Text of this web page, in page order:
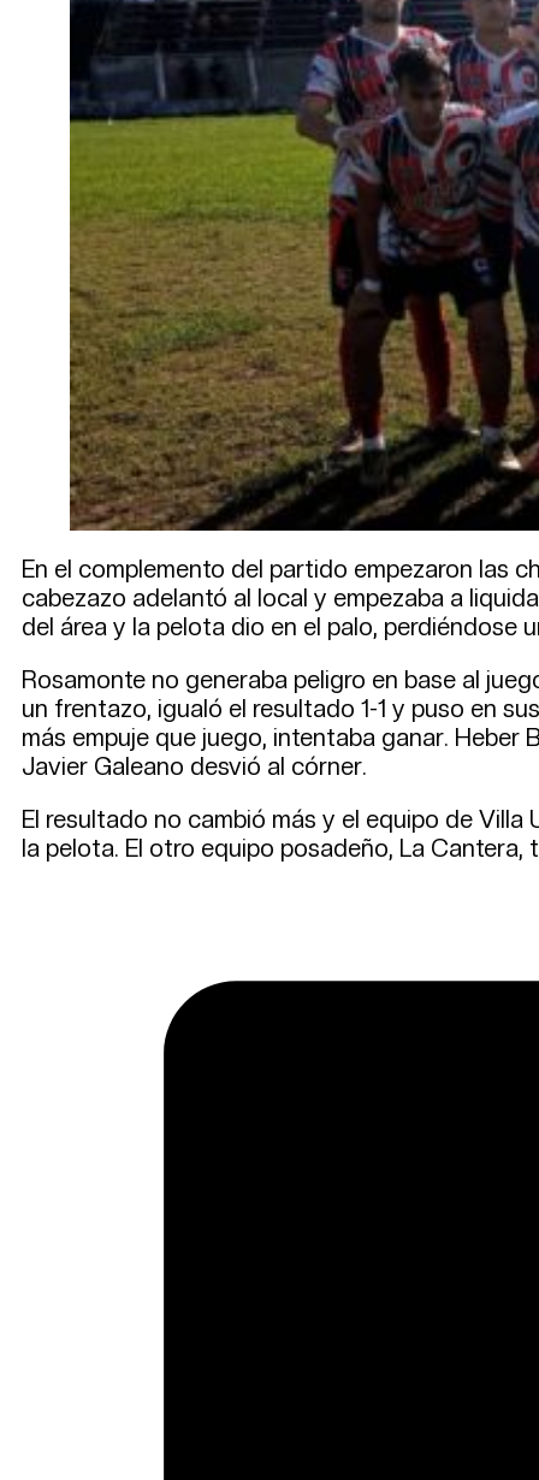
En el complemento del partido empezaron las
cabezazo adelantó al local y empezaba a
del área y la pelota dio en el palo, perdiéndose
Rosamonte no generaba peligro en base al
un frentazo, igualó el resultado 1-1 y puso en
más empuje que juego, intentaba ganar.
Javier Galeano desvió al córner.
El resultado no cambió más y el equipo de
la pelota. El otro equipo posadeño, La